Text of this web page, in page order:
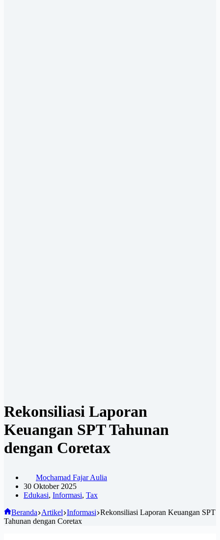
Rekonsiliasi Laporan
Keuangan SPT Tahunan
dengan Coretax
Mochamad Fajar Aulia
30 Oktober 2025
Edukasi, Informasi, Tax
Beranda Artikel Informasi Rekonsiliasi Laporan Keuangan SPT
Tahunan dengan Coretax